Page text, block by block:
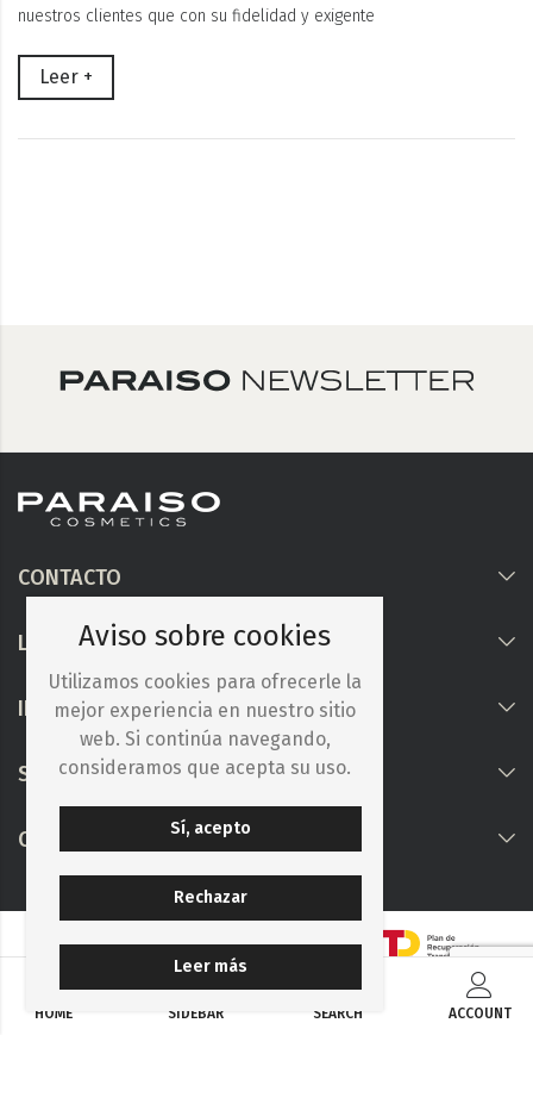
nuestros clientes que con su fidelidad y exigente
Leer +
CONTACTO
LEGAL
INFORMACIÓN
Síguenos
COLABORAMOS CON
HOME SIDEBAR SEARCH ACCOUNT
Aviso sobre cookies
Utilizamos cookies para ofrecerle la
mejor experiencia en nuestro sitio
web. Si continúa navegando,
consideramos que acepta su uso.
Sí, acepto
Rechazar
Leer más